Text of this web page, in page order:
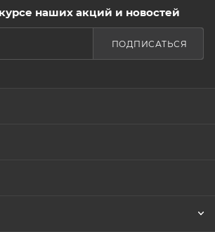
наших акций и новостей
ПОДПИСАТЬСЯ